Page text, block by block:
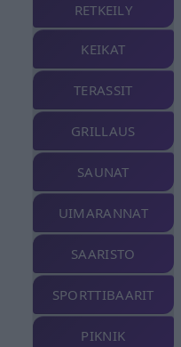
RETKEILY
KEIKAT
TERASSIT
GRILLAUS
SAUNAT
UIMARANNAT
SAARISTO
SPORTTIBAARIT
PIKNIK